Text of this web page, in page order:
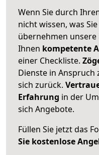
Wenn Sie durch
nicht wissen, was
übernehmen
Ihnen kompetente
einer Checkliste.
Dienste in Anspruch
sich zurück.
Erfahrung in der
sich Angebote.
Füllen Sie jetzt das
Sie kostenlose